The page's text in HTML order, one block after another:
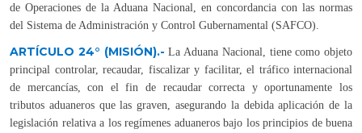
de Operaciones de la Aduana Nacional, en concordancia con las normas
del Sistema de Administración y Control Gubernamental (SAFCO).
ARTÍCULO 24° (MISIÓN).-La Aduana Nacional, tiene como objeto
principal controlar, recaudar, fiscalizar y facilitar, el tráfico internacional
de mercancías, con el fin de recaudar correcta y oportunamente los
tributos aduaneros que las graven, asegurando la debida aplicación de la
legislación relativa a los regímenes aduaneros bajo los principios de buena